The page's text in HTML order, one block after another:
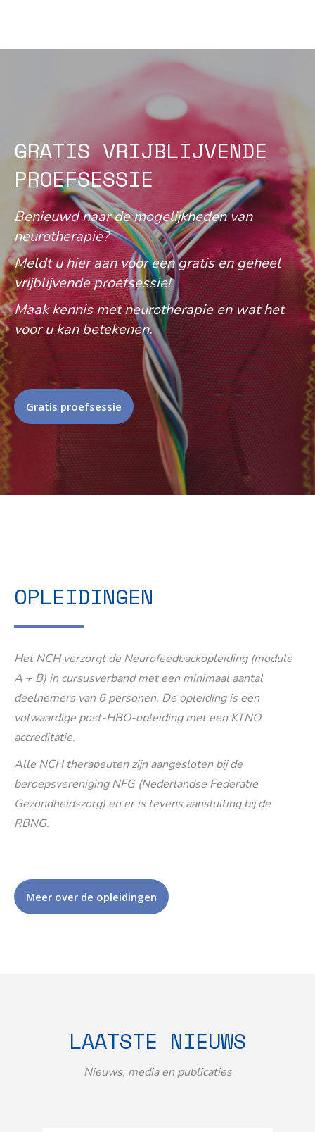
GRATIS VRIJBLIJVENDE
PROEFSESSIE
Benieuwd naar de mogelijkheden van
neurotherapie?
Meldt u hier aan voor een gratis en geheel
vrijblijvende proefsessie!
Maak kennis met neurotherapie en wat het
voor u kan betekenen.
Gratis proefsessie
OPLEIDINGEN
Het NCH verzorgt de Neurofeedbackopleiding (module
A + B) in cursusverband met een minimaal aantal
deelnemers van 6 personen. De opleiding is een
volwaardige post-HBO-opleiding met een KTNO
accreditatie.
Alle NCH therapeuten zijn aangesloten bij de
beroepsvereniging NFG (Nederlandse Federatie
Gezondheidszorg) en er is tevens aansluiting bij de
RBNG.
Meer over de opleidingen
LAATSTE NIEUWS
Nieuws, media en publicaties